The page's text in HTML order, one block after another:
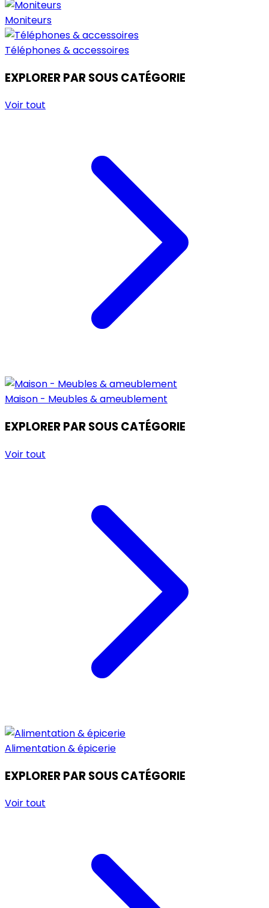
Moniteurs
Téléphones & accessoires
EXPLORER PAR SOUS CATÉGORIE
Voir tout
Maison - Meubles & ameublement
EXPLORER PAR SOUS CATÉGORIE
Voir tout
Alimentation & épicerie
EXPLORER PAR SOUS CATÉGORIE
Voir tout